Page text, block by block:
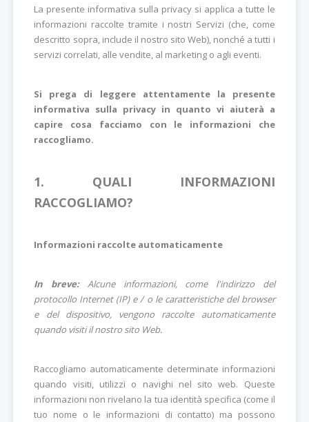
La presente informativa sulla privacy si applica a tutte le
informazioni raccolte tramite i nostri Servizi (che, come
descritto sopra, include il nostro sito Web), nonché a tutti i
servizi correlati, alle vendite, al marketing o agli eventi.
Si prega di leggere attentamente la presente
informativa sulla privacy in quanto vi aiuterà a
capire cosa facciamo con le informazioni che
raccogliamo.
1. QUALI INFORMAZIONI
RACCOGLIAMO?
Informazioni raccolte automaticamente
In breve:Alcune informazioni, come l'indirizzo del
protocollo Internet (IP) e / o le caratteristiche del browser
e del dispositivo, vengono raccolte automaticamente
quando visiti il nostro sito Web.
Raccogliamo automaticamente determinate informazioni
quando visiti, utilizzi o navighi nel sito web. Queste
informazioni non rivelano la tua identità specifica (come il
tuo nome o le informazioni di contatto) ma possono